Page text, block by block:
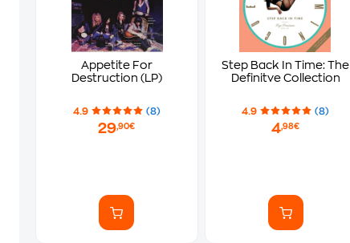
Appetite For
Destruction (LP)
4.9 (8)
29,90€
Step Back In Time: The
Definitve Collection
4.9 (8)
4,98€